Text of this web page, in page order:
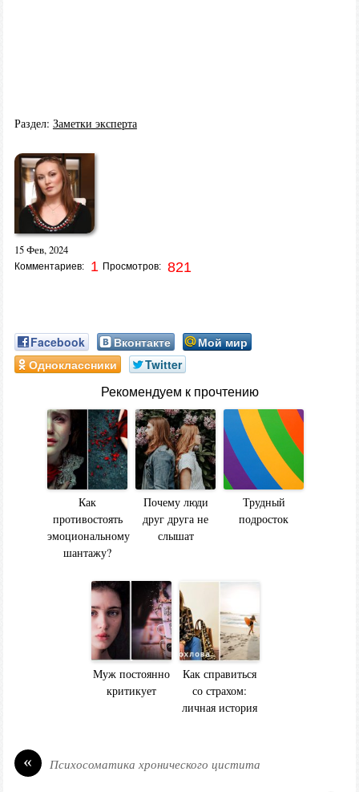
Раздел: Заметки эксперта
15 Фев, 2024
Комментариев: 1 Просмотров: 821
Facebook Вконтакте
Мой мир
Одноклассники
Twitter
Рекомендуем к прочтению
Как
противостоять
эмоциональному
шантажу?
Почему люди
друг друга не
слышат
Трудный
подросток
Муж постоянно
критикует
Как справиться
со страхом:
личная история
« Психосоматика хронического цистита